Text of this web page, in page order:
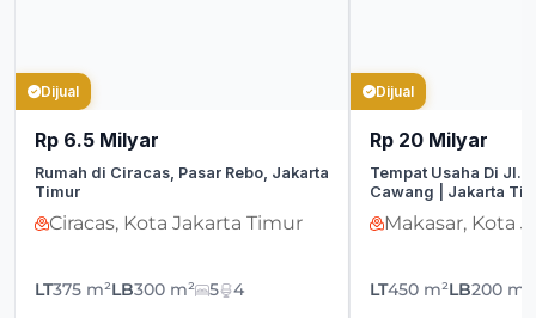
Dijual
Rp 6.5 Milyar
Rumah di Ciracas, Pasar Rebo, Jakarta
Timur
Ciracas, Kota Jakarta Timur
LT375 m²LB300 m² 5 4
Dijual
Rp 20 Milyar
Tempat Usaha Di Jl.
Cawang | Jakarta
Makasar, Kota
LT450 m²LB200 m²